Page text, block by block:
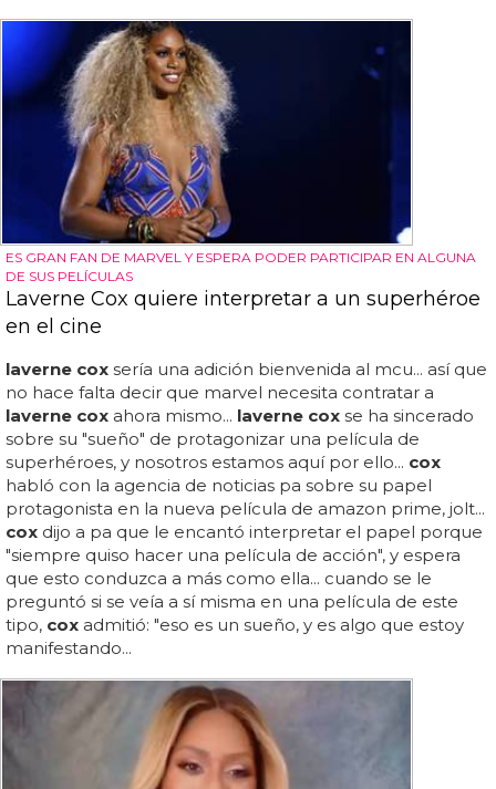
ES GRAN FAN DE MARVEL Y ESPERA PODER PARTICIPAR EN ALGUNA
DE SUS PELÍCULAS
Laverne Cox quiere interpretar a un superhéroe
en el cine
laverne cox sería una adición bienvenida al mcu... así que
no hace falta decir que marvel necesita contratar a
laverne cox ahora mismo... laverne cox se ha sincerado
sobre su "sueño" de protagonizar una película de
superhéroes, y nosotros estamos aquí por ello... cox
habló con la agencia de noticias pa sobre su papel
protagonista en la nueva película de amazon prime, jolt...
cox dijo a pa que le encantó interpretar el papel porque
"siempre quiso hacer una película de acción", y espera
que esto conduzca a más como ella... cuando se le
preguntó si se veía a sí misma en una película de este
tipo, cox admitió: "eso es un sueño, y es algo que estoy
manifestando...